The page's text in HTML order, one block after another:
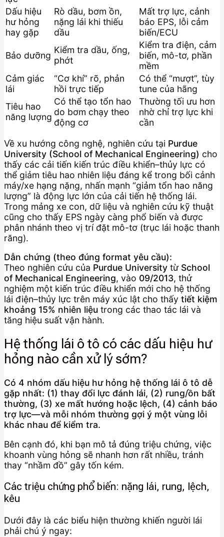
Dấu hiệu
hư hỏng
hay gặp
Rò dầu, bơm ồn,
nặng lái khi thiếu
dầu
Mất trợ lực, cảnh
báo EPS, lỗi cảm
biến/ECU
Bảo dưỡng
Kiểm tra dầu, ống,
phớt
Kiểm tra điện, cảm
biến, mô-tơ, phần
mềm
Cảm giác
lái
“Cơ khí” rõ, phản
hồi trực tiếp
Có thể “mượt”, tùy
tune của hãng
Tiêu hao
năng lượng
Có thể tạo tổn hao
do bơm chạy theo
động cơ
Thường tối ưu hơn
nhờ chỉ trợ lực khi
cần
Về xu hướng công nghệ, nghiên cứu tại Purdue
University (School of Mechanical Engineering) cho
thấy các cải tiến kiến trúc điều khiển–thủy lực có
thể giảm tiêu hao nhiên liệu đáng kể trong bối cảnh
máy/xe hạng nặng, nhấn mạnh “giảm tổn hao năng
lượng” là động lực lớn của cải tiến hệ thống lái.
Trong mảng xe con, dữ liệu và nghiên cứu kỹ thuật
cũng cho thấy EPS ngày càng phổ biến và được
phân nhánh theo vị trí đặt mô-tơ (trục lái hoặc thanh
răng).
Dẫn chứng (theo đúng format yêu cầu):
Theo nghiên cứu của Purdue University từ School
of Mechanical Engineering, vào 09/2013, thử
nghiệm một kiến trúc điều khiển mới cho hệ thống
lái điện–thủy lực trên máy xúc lật cho thấy tiết kiệm
khoảng 15% nhiên liệu trong các thao tác lái và
tăng hiệu suất vận hành.
Hệ thống lái ô tô có các dấu hiệu hư
hỏng nào cần xử lý sớm?
Có 4 nhóm dấu hiệu hư hỏng hệ thống lái ô tô dễ
gặp nhất: (1) thay đổi lực đánh lái, (2) rung/ồn bất
thường, (3) xe mất hướng hoặc lệch, (4) cảnh báo
trợ lực—và mỗi nhóm thường gợi ý một vùng lỗi
khác nhau để kiểm tra.
Bên cạnh đó, khi bạn mô tả đúng triệu chứng, việc
khoanh vùng hỏng sẽ nhanh hơn rất nhiều, tránh
thay “nhầm đồ” gây tốn kém.
Các triệu chứng phổ biến: nặng lái, rung, lệch,
kêu
Dưới đây là các biểu hiện thường khiến người lái
phải chú ý ngay: